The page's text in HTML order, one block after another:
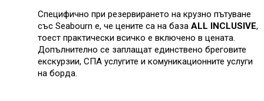
Специфично при резервирането на крузно пътуване
със Seabourn е, че цените са на база ALL INCLUSIVE,
тоест практически всичко е включено в цената.
Допълнително се заплащат единствено бреговите
екскурзии, СПА услугите и комуникационните услуги
на борда.